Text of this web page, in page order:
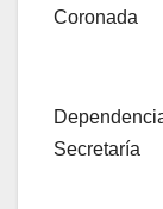
Coronada
Secretaría